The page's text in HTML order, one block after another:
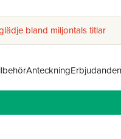
bland miljontals titlar
AnteckningErbjudanden